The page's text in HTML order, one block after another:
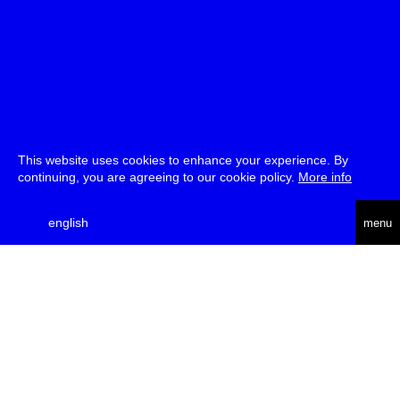
This website uses cookies to enhance your experience. By
continuing, you are agreeing to our cookie policy. More info
menu
english